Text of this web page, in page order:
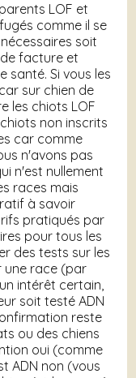
LOF et
comme il se
soit
facture et
santé. Si vous les
sur chien de
les chiots LOF
non inscrits
car comme
n'avons pas
n'est nullement
races mais
à savoir
pratiqués par
pour tous les
des tests sur les
une race (par
intérêt certain,
soit testé ADN
reste
ou des chiens
oui (comme
ADN non (vous